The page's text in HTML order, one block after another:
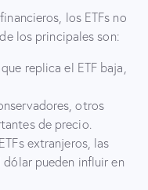
los ETFs no
los principales son:
replica el ETF baja,
otros
de precio.
extranjeros, las
pueden influir en